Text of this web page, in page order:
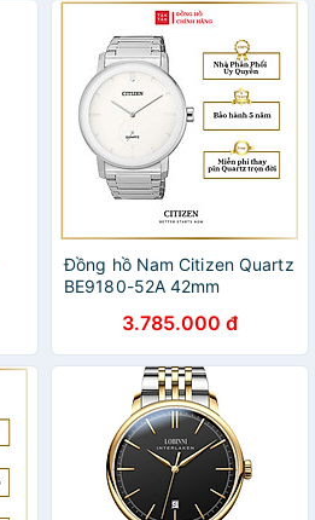
Đồng hồ Nam Citizen Quartz
BE9180-52A 42mm
3.785.000 đ